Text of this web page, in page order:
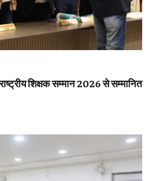
शिक्षक सम्मान 2026 से सम्मानित